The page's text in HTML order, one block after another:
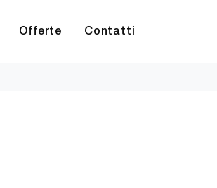
Offerte Contatti